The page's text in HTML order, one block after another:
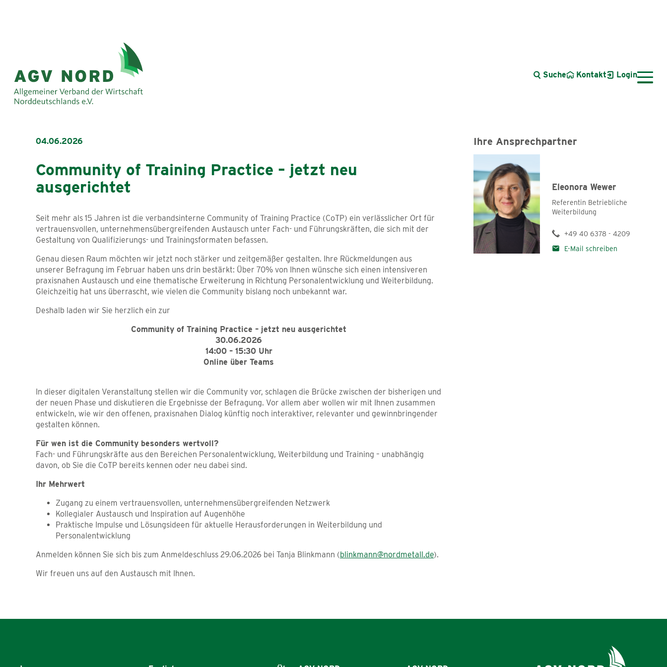
Suche Kontakt Login
Arbeits- & Sozialrecht
Arbeitszeit
Digitaler Strukturwandel
Nachwuchsgewinnung & Fachkräftesicherung
Wirtschaft & Statistik
Standpunkte
aktiv im Norden
04.06.2026
Community of Training Practice – jetzt neu
ausgerichtet
Seit mehr als 15 Jahren ist die verbandsinterne Community of Training Practice (CoTP) ein verlässlicher Ort für
vertrauensvollen, unternehmensübergreifenden Austausch unter Fach- und Führungskräften, die sich mit der
Gestaltung von Qualifizierungs- und Trainingsformaten befassen.
Genau diesen Raum möchten wir jetzt noch stärker und zeitgemäßer gestalten. Ihre Rückmeldungen aus
unserer Befragung im Februar haben uns drin bestärkt: Über 70% von Ihnen wünsche sich einen intensiveren
praxisnahen Austausch und eine thematische Erweiterung in Richtung Personalentwicklung und Weiterbildung.
Gleichzeitig hat uns überrascht, wie vielen die Community bislang noch unbekannt war.
Deshalb laden wir Sie herzlich ein zur
Community of Training Practice – jetzt neu ausgerichtet
30.06.2026
14:00 – 15:30 Uhr
Online über Teams
In dieser digitalen Veranstaltung stellen wir die Community vor, schlagen die Brücke zwischen der bisherigen und
der neuen Phase und diskutieren die Ergebnisse der Befragung. Vor allem aber wollen wir mit Ihnen zusammen
entwickeln, wie wir den offenen, praxisnahen Dialog künftig noch interaktiver, relevanter und gewinnbringender
gestalten können.
Für wen ist die Community besonders wertvoll?
Fach- und Führungskräfte aus den Bereichen Personalentwicklung, Weiterbildung und Training – unabhängig
davon, ob Sie die CoTP bereits kennen oder neu dabei sind.
Ihr Mehrwert
Zugang zu einem vertrauensvollen, unternehmensübergreifenden Netzwerk
Kollegialer Austausch und Inspiration auf Augenhöhe
Praktische Impulse und Lösungsideen für aktuelle Herausforderungen in Weiterbildung und
Personalentwicklung
Anmelden können Sie sich bis zum Anmeldeschluss 29.06.2026 bei Tanja Blinkmann (blinkmann@nordmetall.de).
Wir freuen uns auf den Austausch mit Ihnen.
Ihre Ansprechpartner
Eleonora Wewer
Referentin Betriebliche
Weiterbildung
+49 40 6378 - 4209
E-Mail schreiben